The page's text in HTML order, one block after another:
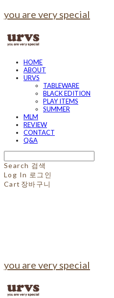
you are very special
HOME
ABOUT
URVS
TABLEWARE
BLACK EDITION
PLAY ITEMS
SUMMER
MLM
REVIEW
CONTACT
Q&A
Search 검색
Log In 로그인
Cart 장바구니
you are very special